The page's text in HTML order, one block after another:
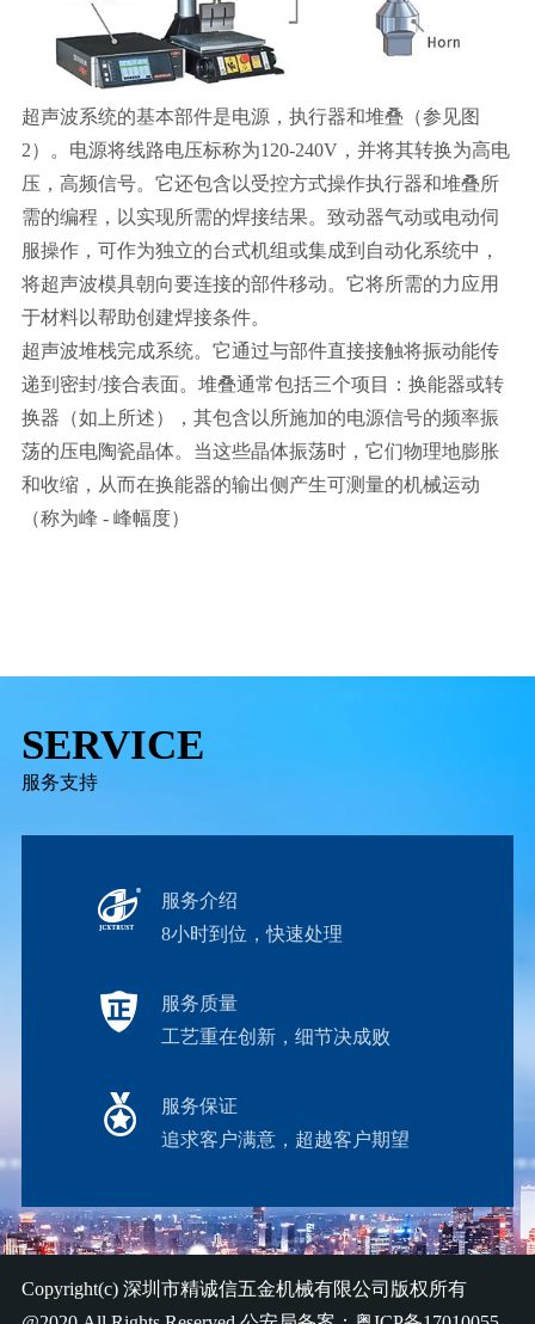
超声波系统的基本部件是电源，执行器和堆叠（参见图
2）。电源将线路电压标称为120-240V，并将其转换为高电
压，高频信号。它还包含以受控方式操作执行器和堆叠所
需的编程，以实现所需的焊接结果。致动器气动或电动伺
服操作，可作为独立的台式机组或集成到自动化系统中，
将超声波模具朝向要连接的部件移动。它将所需的力应用
于材料以帮助创建焊接条件。
超声波堆栈完成系统。它通过与部件直接接触将振动能传
递到密封/接合表面。堆叠通常包括三个项目：换能器或转
换器（如上所述），其包含以所施加的电源信号的频率振
荡的压电陶瓷晶体。当这些晶体振荡时，它们物理地膨胀
和收缩，从而在换能器的输出侧产生可测量的机械运动
（称为峰 - 峰幅度）
SERVICE
服务支持
服务介绍
8小时到位，快速处理
服务质量
工艺重在创新，细节决成败
服务保证
追求客户满意，超越客户期望
Copyright(c) 深圳市精诚信五金机械有限公司 版权所有